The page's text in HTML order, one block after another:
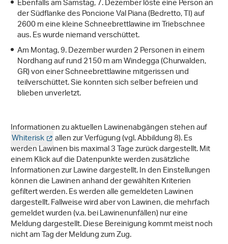
Ebenfalls am Samstag, 7. Dezember löste eine Person an
der Südflanke des Poncione Val Piana (Bedretto, TI) auf
2600 m eine kleine Schneebrettlawine im Triebschnee
aus. Es wurde niemand verschüttet.
Am Montag, 9. Dezember wurden 2 Personen in einem
Nordhang auf rund 2150 m am Windegga (Churwalden,
GR) von einer Schneebrettlawine mitgerissen und
teilverschüttet. Sie konnten sich selber befreien und
blieben unverletzt.
Informationen zu aktuellen Lawinenabgängen stehen auf
Whiterisk allen zur Verfügung (vgl. Abbildung 8). Es
werden Lawinen bis maximal 3 Tage zurück dargestellt. Mit
einem Klick auf die Datenpunkte werden zusätzliche
Informationen zur Lawine dargestellt. In den Einstellungen
können die Lawinen anhand der gewählten Kriterien
gefiltert werden. Es werden alle gemeldeten Lawinen
dargestellt. Fallweise wird aber von Lawinen, die mehrfach
gemeldet wurden (v.a. bei Lawinenunfällen) nur eine
Meldung dargestellt. Diese Bereinigung kommt meist noch
nicht am Tag der Meldung zum Zug.